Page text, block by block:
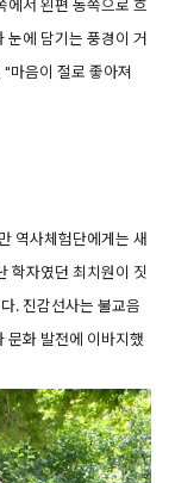
에서 왼편 동쪽으로 흐
눈에 담기는 풍경이 거
마음이 절로 좋아져
역사체험단에게는 새
학자였던 최치원이 짓
. 진감선사는 불교음
문화 발전에 이바지했